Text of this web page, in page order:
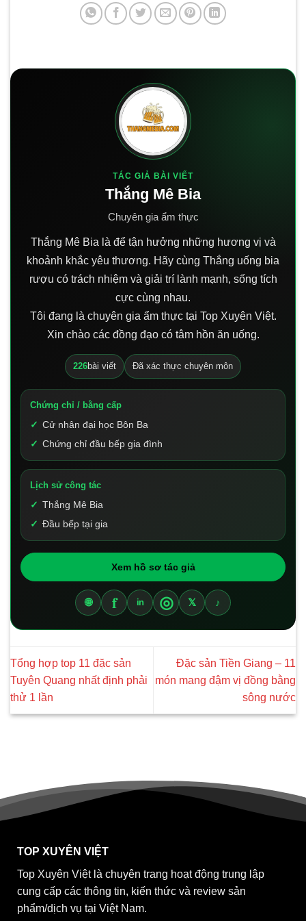
TÁC GIẢ BÀI VIẾT
Thắng Mê Bia
Chuyên gia ẩm thực
Thắng Mê Bia là để tận hưởng những hương vị và
khoảnh khắc yêu thương. Hãy cùng Thắng uống bia
rượu có trách nhiệm và giải trí lành mạnh, sống tích
cực cùng nhau.
Tôi đang là chuyên gia ẩm thực tại Top Xuyên Việt.
Xin chào các đồng đạo có tâm hồn ăn uống.
226bài viết Đã xác thực chuyên môn
Chứng chỉ / bằng cấp
Cử nhân đại học Bôn Ba
Chứng chỉ đầu bếp gia đình
Lịch sử công tác
Thắng Mê Bia
Đầu bếp tại gia
Xem hồ sơ tác giả
🌐 f in ◎ 𝕏 ♪
Tổng hợp top 11 đặc sản
Tuyên Quang nhất định phải
thử 1 lần
Đặc sản Tiền Giang – 11
món mang đậm vị đồng bằng
sông nước
TOP XUYÊN VIỆT
Top Xuyên Việt là chuyên trang hoạt động trung lập
cung cấp các thông tin, kiến thức và review sản
phẩm/dịch vụ tại Việt Nam.